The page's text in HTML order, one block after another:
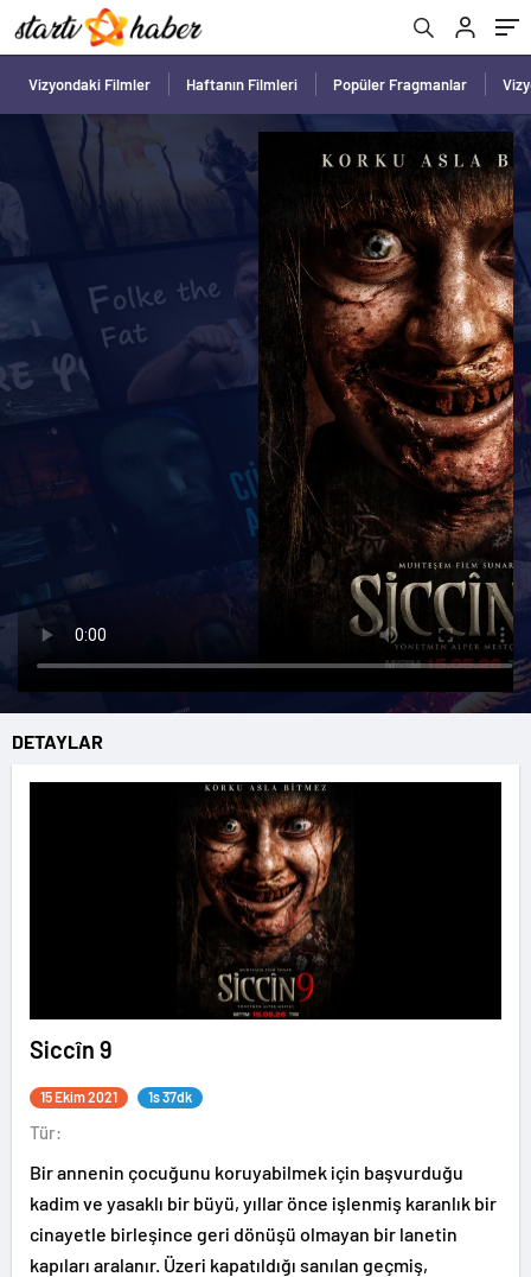
Vizyondaki Filmler Haftanın Filmleri Popüler Fragmanlar
DETAYLAR
Siccîn 9
15 Ekim 2021 1s 37dk
Tür:
Bir annenin çocuğunu koruyabilmek için başvurduğu
kadim ve yasaklı bir büyü, yıllar önce işlenmiş karanlık bir
cinayetle birleşince geri dönüşü olmayan bir lanetin
kapıları aralanır. Üzeri kapatıldığı sanılan geçmiş,